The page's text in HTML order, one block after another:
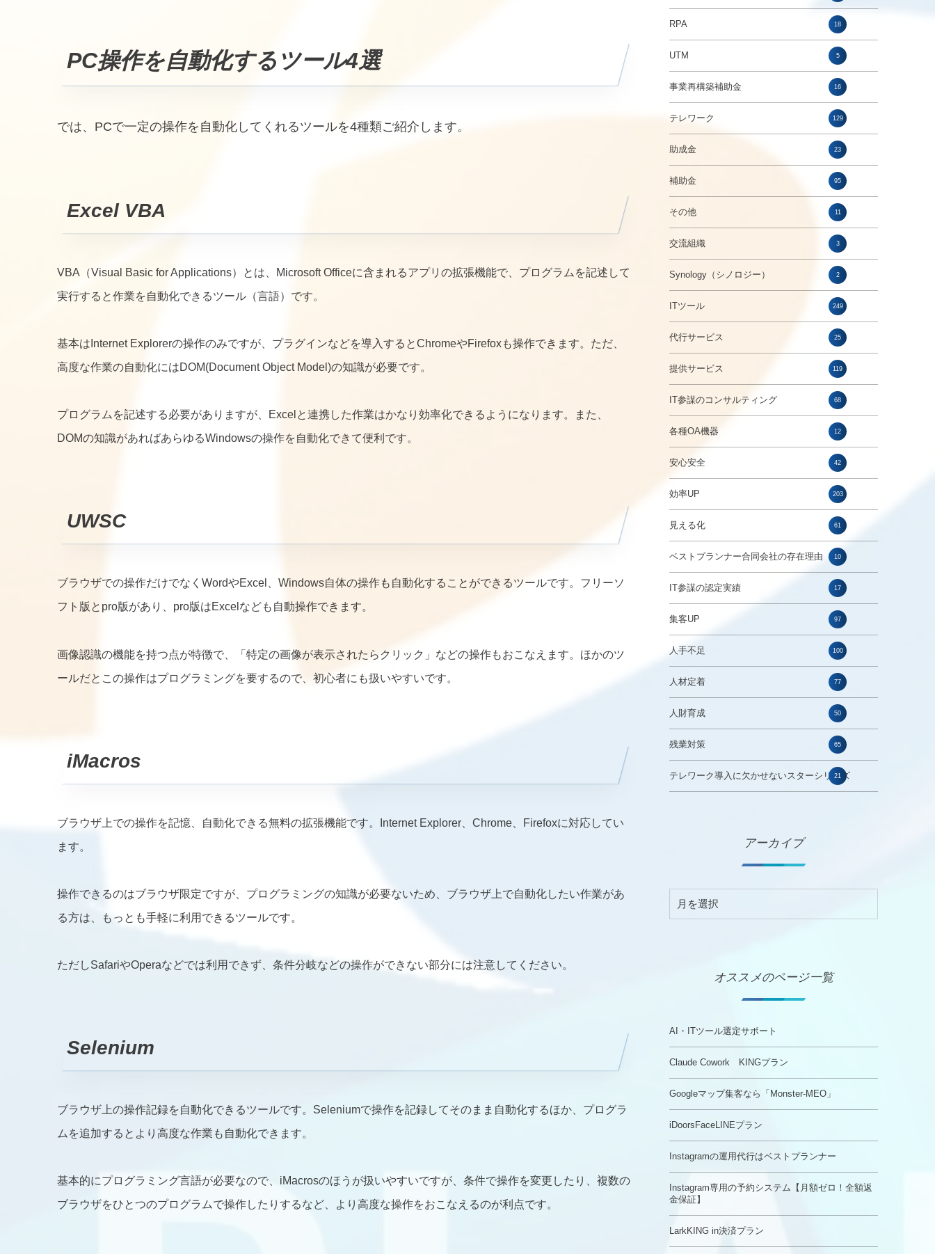
PC操作を自動化するツール4選
では、PCで一定の操作を自動化してくれるツールを4種類ご紹介します。
Excel VBA
VBA（Visual Basic for Applications）とは、Microsoft Officeに含まれるアプリの拡張機能で、プログラムを記述して
実行すると作業を自動化できるツール（言語）です。
基本はInternet Explorerの操作のみですが、プラグインなどを導入するとChromeやFirefoxも操作できます。ただ、
高度な作業の自動化にはDOM(Document Object Model)の知識が必要です。
プログラムを記述する必要がありますが、Excelと連携した作業はかなり効率化できるようになります。また、
DOMの知識があればあらゆるWindowsの操作を自動化できて便利です。
UWSC
ブラウザでの操作だけでなくWordやExcel、Windows自体の操作も自動化することができるツールです。フリーソ
フト版とpro版があり、pro版はExcelなども自動操作できます。
画像認識の機能を持つ点が特徴で、「特定の画像が表示されたらクリック」などの操作もおこなえます。ほかのツ
ールだとこの操作はプログラミングを要するので、初心者にも扱いやすいです。
iMacros
ブラウザ上での操作を記憶、自動化できる無料の拡張機能です。Internet Explorer、Chrome、Firefoxに対応してい
ます。
操作できるのはブラウザ限定ですが、プログラミングの知識が必要ないため、ブラウザ上で自動化したい作業があ
る方は、もっとも手軽に利用できるツールです。
ただしSafariやOperaなどでは利用できず、条件分岐などの操作ができない部分には注意してください。
Selenium
ブラウザ上の操作記録を自動化できるツールです。Seleniumで操作を記録してそのまま自動化するほか、プログラ
ムを追加するとより高度な作業も自動化できます。
基本的にプログラミング言語が必要なので、iMacrosのほうが扱いやすいですが、条件で操作を変更したり、複数の
ブラウザをひとつのプログラムで操作したりするなど、より高度な操作をおこなえるのが利点です。
RPA 18
UTM 5
事業再構築補助金 16
テレワーク 129
助成金 23
補助金 95
その他 11
交流組織 3
Synology（シノロジー） 2
ITツール 249
代行サービス 25
提供サービス 119
IT参謀のコンサルティング 68
各種OA機器 12
安心安全 42
効率UP 203
見える化 61
ベストプランナー合同会社の存在理由 10
IT参謀の認定実績 17
集客UP 97
人手不足 100
人材定着 77
人財育成 50
残業対策 65
テレワーク導入に欠かせないスターシリーズ
21
アーカイブ
オススメのページ一覧
AI・ITツール選定サポート
Claude Cowork KINGプラン
Googleマップ集客なら「Monster-MEO」
iDoorsFaceLINEプラン
Instagramの運用代行はベストプランナー
Instagram専用の予約システム【月額ゼロ！全額返
金保証】
LarkKING in決済プラン